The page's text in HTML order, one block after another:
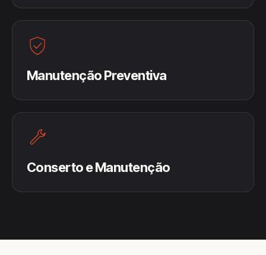
Manutenção Preventiva
Conserto e Manutenção